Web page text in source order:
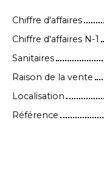
Chiffre d'affaires
Chiffre d'affaires N-1
Sanitaires
Raison de la vente
Localisation
Référence